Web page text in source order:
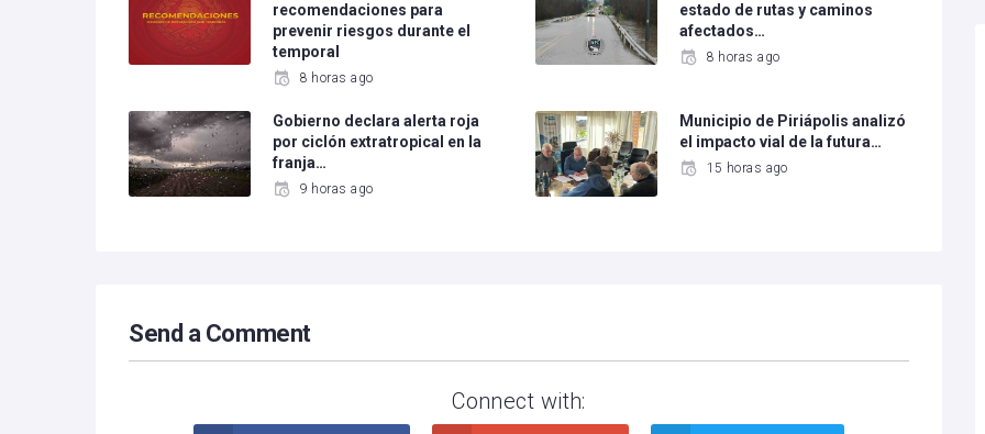
recomendaciones para
prevenir riesgos durante el
temporal
8 horas ago
estado de rutas y caminos
afectados…
8 horas ago
Gobierno declara alerta roja
por ciclón extratropical en la
franja…
9 horas ago
Municipio de Piriápolis analizó
el impacto vial de la futura…
15 horas ago
Send a Comment
Connect with: